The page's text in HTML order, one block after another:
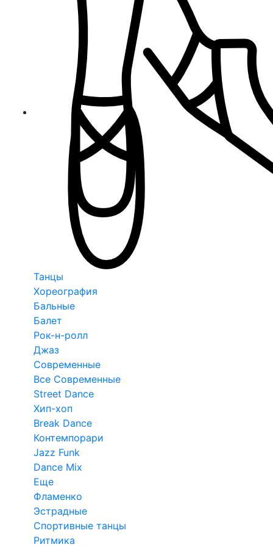
Танцы
Хореография
Бальные
Балет
Рок-н-ролл
Джаз
Современные
Все Современные
Street Dance
Хип-хоп
Break Dance
Контемпорари
Jazz Funk
Dance Mix
Еще
Фламенко
Эстрадные
Спортивные танцы
Ритмика